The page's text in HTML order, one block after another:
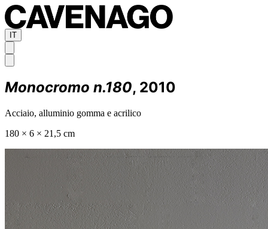
IT
Monocromo n.180, 2010
Acciaio, alluminio gomma e acrilico
180 × 6 × 21,5 cm